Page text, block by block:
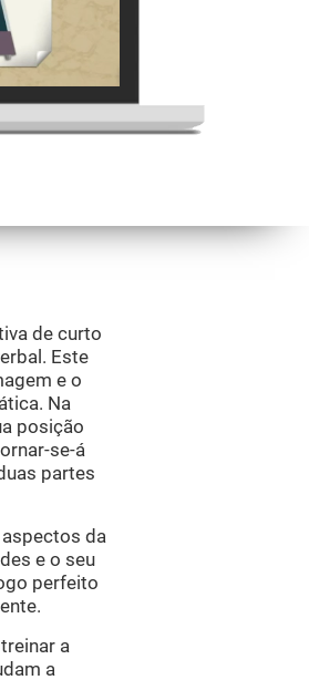
de curto
Este
e o
Na
posição
se-á
partes
da
e o seu
perfeito
a
a